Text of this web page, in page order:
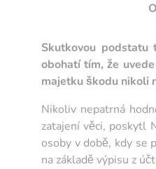
Skutkovou
obohatí tím, že
majetku škodu nikoli
Nikoliv nepatrná
zatajení věci, poskytl
osoby v době, kdy se
na základě výpisu z